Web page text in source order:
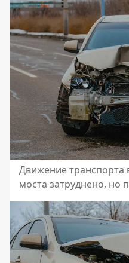
Движение транспорта
моста затруднено, но